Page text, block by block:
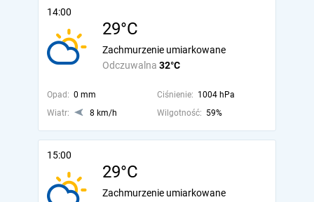
14:00
29°C
Odczuwalna 32°C
Zachmurzenie umiarkowane
Opad: 0 mm Ciśnienie: 1004 hPa
Wiatr:
8 km/h Wilgotność: 59%
15:00
29°C
Zachmurzenie umiarkowane